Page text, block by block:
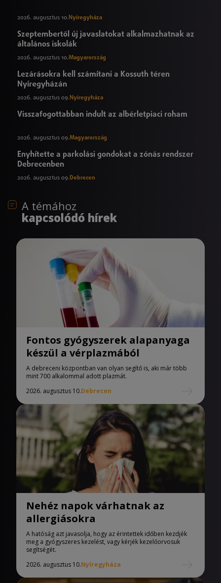
2026. augusztus 10. Nyíregyháza
Szeptembertől új javaslatokat alkalmazhatnak az
általános iskolák
2026. augusztus 10.Magyarország
Lezárásokra kell számítani a Kossuth téren
Nyíregyházán
2026. augusztus 09. Nyíregyháza
Visszafogottabban indult az albérletpiaci roham
2026. augusztus 09.Magyarország
Enyhítette a parkolási gondokat a zónás rendszer
Debrecenben
2026. augusztus 09.Debrecen
A témához
kapcsolódó hírek
Fontos gyógyszerek alapanyaga
készül a vérplazmából
A debreceni központban van olyan segítő is, aki már több
mint 700 alkalommal adott plazmát.
2026. augusztus 10.Debrecen
Nehéz napok várhatnak az
allergiásokra
A hatóság azt javasolja, hogy az érintettek időben kezdjék
meg a gyógyszeres kezelést, vagy kérjék kezelőorvosuk
segítségét.
2026. augusztus 10.Nyíregyháza